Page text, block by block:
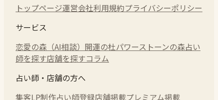
トップページ運営会社利用規約プライバシーポリシー
サービス
恋愛の森（AI相談） 開運の杜パワーストーンの森占い
師を探す店舗を探すコラム
占い師・店舗の方へ
集客LP制作占い師登録店舗掲載プレミアム掲載